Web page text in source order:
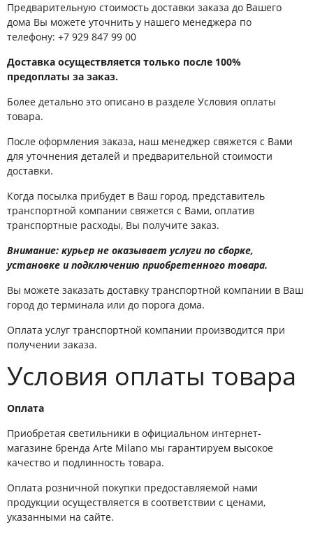
Предварительную стоимость доставки заказа до Вашего
дома Вы можете уточнить у нашего менеджера по
телефону: +7 929 847 99 00
Доставка осуществляется только после 100%
предоплаты за заказ.
Более детально это описано в разделе Условия оплаты
товара.
После оформления заказа, наш менеджер свяжется с Вами
для уточнения деталей и предварительной стоимости
доставки.
Когда посылка прибудет в Ваш город, представитель
транспортной компании свяжется с Вами, оплатив
транспортные расходы, Вы получите заказ.
Внимание: курьер не оказывает услуги по сборке,
установке и подключению приобретенного товара.
Вы можете заказать доставку транспортной компании в Ваш
город до терминала или до порога дома.
Оплата услуг транспортной компании производится при
получении заказа.
Условия оплаты товара
Оплата
Приобретая светильники в официальном интернет-
магазине бренда Arte Milano мы гарантируем высокое
качество и подлинность товара.
Оплата розничной покупки предоставляемой нами
продукции осуществляется в соответствии с ценами,
указанными на сайте.